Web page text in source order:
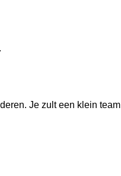
Je zult een klein team